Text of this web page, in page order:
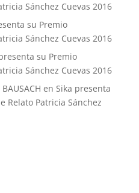
Sánchez Cuevas 2016
su Premio
Sánchez Cuevas 2016
su Premio
Sánchez Cuevas 2016
en Sika presenta
Relato Patricia Sánchez